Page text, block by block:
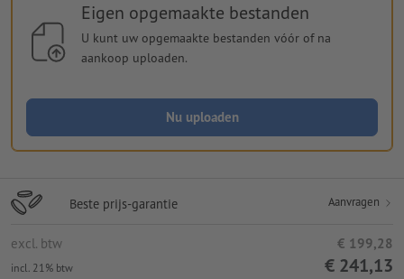
Eigen opgemaakte bestanden
U kunt uw opgemaakte bestanden vóór of na
aankoop uploaden.
Nu uploaden
Beste prijs-garantie Aanvragen
excl. btw € 199,28
incl. 21% btw € 241,13